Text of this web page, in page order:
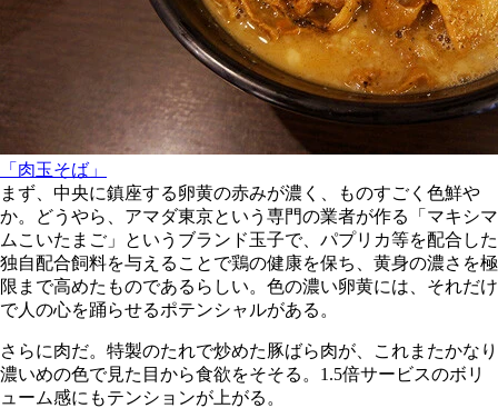
「肉玉そば」
まず、中央に鎮座する卵黄の赤みが濃く、ものすごく色鮮や
か。どうやら、アマダ東京という専門の業者が作る「マキシマ
ムこいたまご」というブランド玉子で、パプリカ等を配合した
独自配合飼料を与えることで鶏の健康を保ち、黄身の濃さを極
限まで高めたものであるらしい。色の濃い卵黄には、それだけ
で人の心を踊らせるポテンシャルがある。
さらに肉だ。特製のたれで炒めた豚ばら肉が、これまたかなり
濃いめの色で見た目から食欲をそそる。1.5倍サービスのボリ
ューム感にもテンションが上がる。